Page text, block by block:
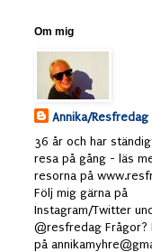
Om mig
Annika/Resfredag
36 år och har
resa på gång - läs
resorna på
Följ mig gärna på
Instagram/Twitter
@resfredag Frågor?
på